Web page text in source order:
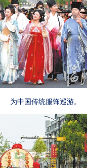
为中国传统服饰巡游。